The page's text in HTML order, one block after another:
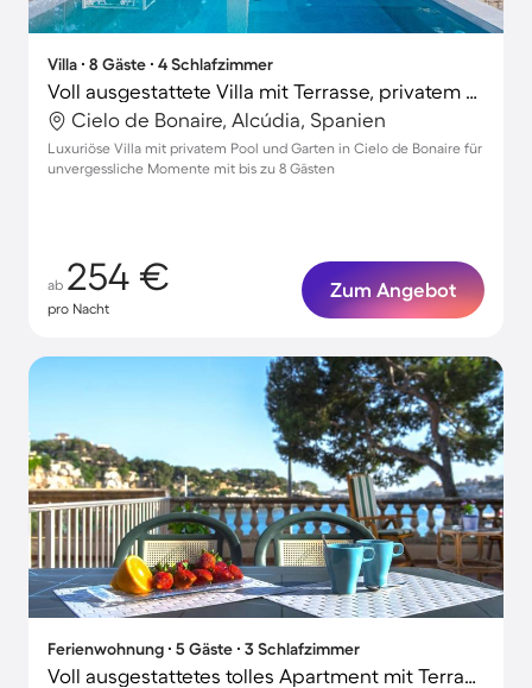
Villa ∙ 8 Gäste ∙ 4 Schlafzimmer
Voll ausgestattete Villa mit Terrasse, privatem Pool und Garten
Cielo de Bonaire, Alcúdia, Spanien
Luxuriöse Villa mit privatem Pool und Garten in Cielo de Bonaire für
unvergessliche Momente mit bis zu 8 Gästen
ab 254 €
pro Nacht
Zum Angebot
Ferienwohnung ∙ 5 Gäste ∙ 3 Schlafzimmer
Voll ausgestattetes tolles Apartment mit Terrasse | Meerblick | Nah am Strand | Ideal für Homeoffice